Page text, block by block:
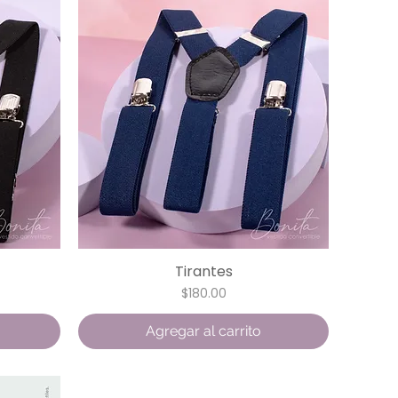
Vista rápida
Tirantes
Precio
$180.00
Agregar al carrito